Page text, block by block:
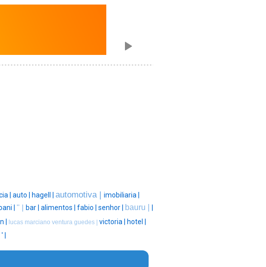
| auto | hagell | automotiva | imobiliaria |
| '' | bar | alimentos | fabio | senhor | bauru |
| lucas marciano ventura guedes | victoria |
hotel |
' |